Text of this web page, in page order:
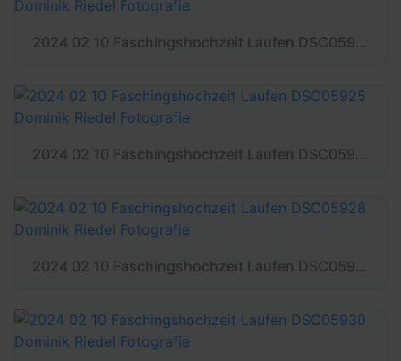
2024 02 10 Faschingshochzeit Laufen DSC05921 Dominik Riedel Fotografie
2024 02 10 Faschingshochzeit Laufen DSC05925 Dominik Riedel Fotografie
2024 02 10 Faschingshochzeit Laufen DSC05928 Dominik Riedel Fotografie